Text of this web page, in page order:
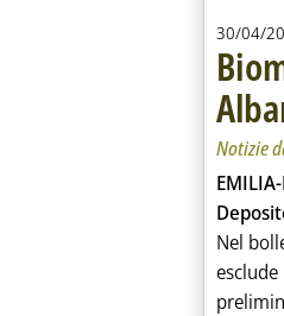
30/04/
Notizie
Nel